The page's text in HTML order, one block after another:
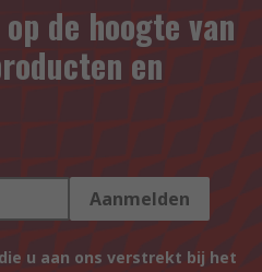
de hoogte van
en
Aanmelden
u aan ons verstrekt bij het